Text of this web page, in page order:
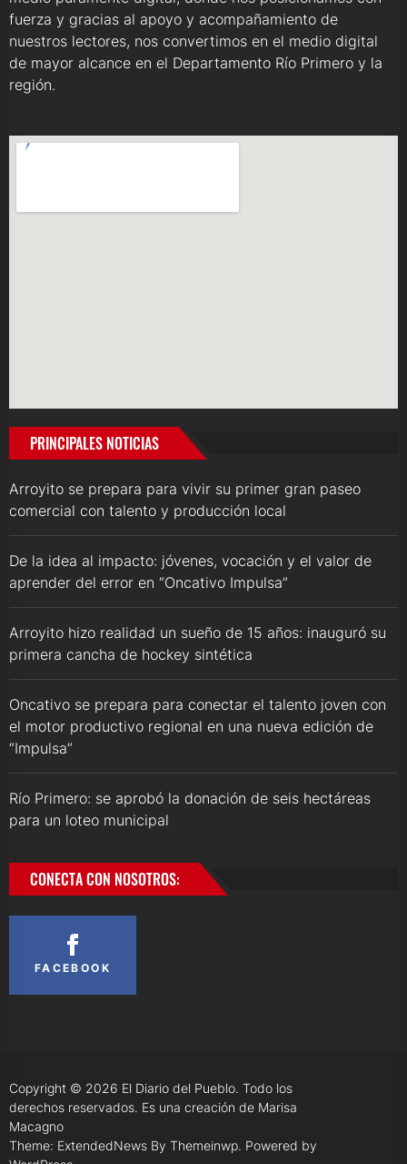
fuerza y gracias al apoyo y acompañamiento de
nuestros lectores, nos convertimos en el medio digital
de mayor alcance en el Departamento Río Primero y la
región.
PRINCIPALES NOTICIAS
Arroyito se prepara para vivir su primer gran paseo
comercial con talento y producción local
De la idea al impacto: jóvenes, vocación y el valor de
aprender del error en “Oncativo Impulsa”
Arroyito hizo realidad un sueño de 15 años: inauguró su
primera cancha de hockey sintética
Oncativo se prepara para conectar el talento joven con
el motor productivo regional en una nueva edición de
“Impulsa”
Río Primero: se aprobó la donación de seis hectáreas
para un loteo municipal
CONECTA CON NOSOTROS:
FACEBOOK
Copyright © 2026 El Diario del Pueblo. Todo los
derechos reservados. Es una creación de Marisa
Macagno
Theme: ExtendedNews By Themeinwp. Powered by